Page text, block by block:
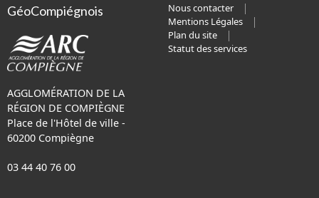
GéoCompiégnois
AGGLOMÉRATION DE LA
RÉGION DE COMPIÈGNE
Place de l'Hôtel de ville -
60200 Compiègne
03 44 40 76 00
Nous contacter
Mentions Légales
Plan du site
Statut des services